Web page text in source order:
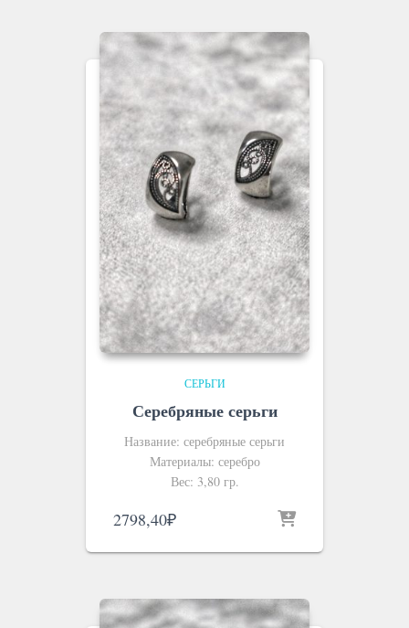
СЕРЬГИ
Серебряные серьги
Название: серебряные серьги
Материалы: серебро
Вес: 3,80 гр.
2798,40₽